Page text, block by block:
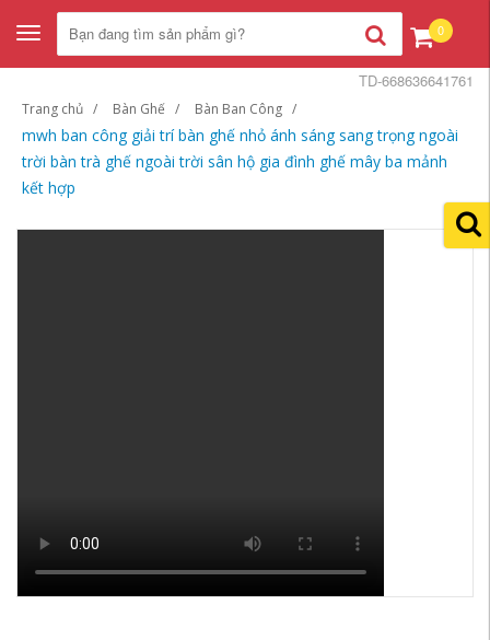
Toggle
navigation
0
Trang chủ Bàn Ghế Bàn Ban Công
mwh ban công giải trí bàn ghế nhỏ ánh sáng sang trọng ngoài
trời bàn trà ghế ngoài trời sân hộ gia đình ghế mây ba mảnh
kết hợp
TD-668636641761